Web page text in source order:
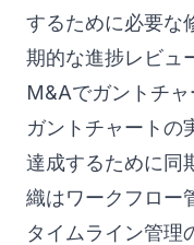
するために必要な
期的な進捗レビュ
M&Aでガントチ
ガントチャートの
達成するために同
織はワークフロー
タイムライン管理